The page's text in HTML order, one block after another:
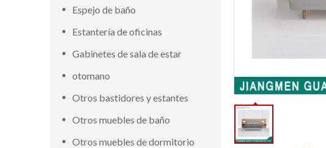
Espejo de baño
Estantería de oficinas
Gabinetes de sala de estar
otomano
Otros bastidores y estantes
Otros muebles de baño
Otros muebles de dormitorio